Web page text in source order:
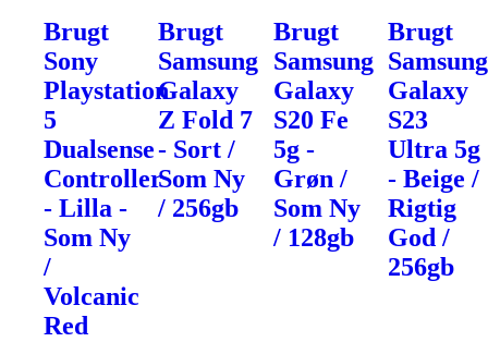
Brugt
Sony
Playstation
5
Dualsense
Controller
- Lilla -
Som Ny
/
Volcanic
Red
Brugt
Samsung
Galaxy
Z Fold 7
- Sort /
Som Ny
/ 256gb
Brugt
Samsung
Galaxy
S20 Fe
5g -
Grøn /
Som Ny
/ 128gb
Brugt
Samsung
Galaxy
S23
Ultra 5g
- Beige /
Rigtig
God /
256gb